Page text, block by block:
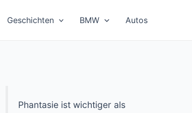
Geschichten BMW Autos
Phantasie ist wichtiger als